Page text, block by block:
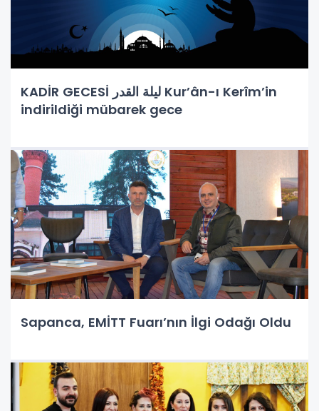
KADİR GECESİ ليلة القدر Kur’ân-ı Kerîm’in
indirildiği mübarek gece
Sapanca, EMİTT Fuarı’nın İlgi Odağı Oldu